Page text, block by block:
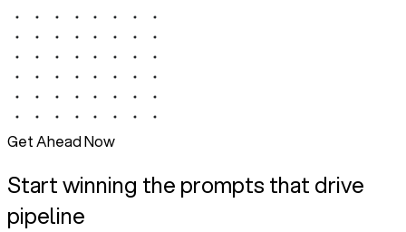
Get Ahead Now
Start winning the prompts that drive
pipeline